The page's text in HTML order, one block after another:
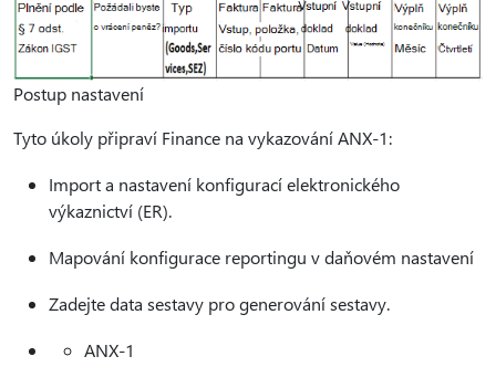
Postup nastavení
Tyto úkoly připraví Finance na vykazování ANX-1:
Import a nastavení konfigurací elektronického
výkaznictví (ER).
Mapování konfigurace reportingu v daňovém nastavení
Zadejte data sestavy pro generování sestavy.
ANX-1